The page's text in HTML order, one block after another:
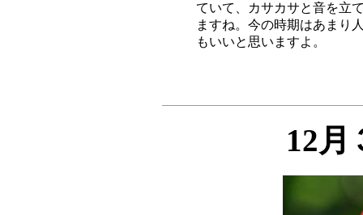
ていて、カサカサと音を立
ますね。今の時期はあまり
12月